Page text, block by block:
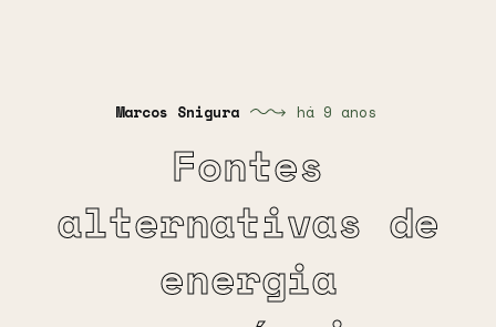
Marcos Snigura há 9 anos
Fontes
alternativas de
energia